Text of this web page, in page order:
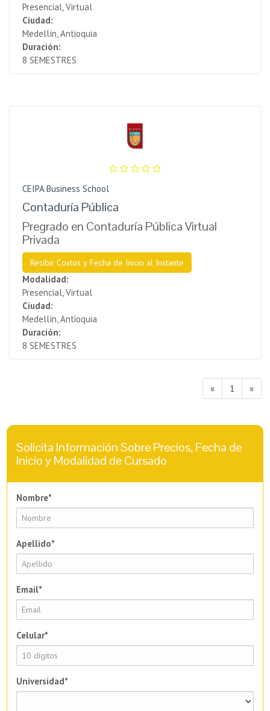
Presencial, Virtual
Ciudad:
Medellín, Antioquia
Duración:
8 SEMESTRES
CEIPA Business School
Contaduría Pública
Pregrado en Contaduría Pública Virtual
Privada
Recibir Costos y Fecha de Inicio al Instante
Modalidad:
Presencial, Virtual
Ciudad:
Medellín, Antioquia
Duración:
8 SEMESTRES
« 1 »
Solicita Información Sobre Precios, Fecha de
Inicio y Modalidad de Cursado
Nombre*
Apellido*
Email*
Celular*
Universidad*